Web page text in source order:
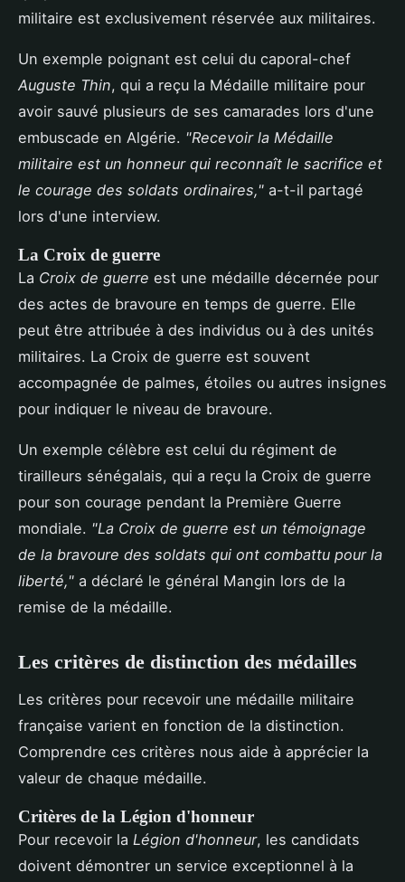
militaire est exclusivement réservée aux militaires.
Un exemple poignant est celui du caporal-chef
Auguste Thin, qui a reçu la Médaille militaire pour
avoir sauvé plusieurs de ses camarades lors d'une
embuscade en Algérie. "Recevoir la Médaille
militaire est un honneur qui reconnaît le sacrifice et
le courage des soldats ordinaires," a-t-il partagé
lors d'une interview.
La Croix de guerre
La Croix de guerre est une médaille décernée pour
des actes de bravoure en temps de guerre. Elle
peut être attribuée à des individus ou à des unités
militaires. La Croix de guerre est souvent
accompagnée de palmes, étoiles ou autres insignes
pour indiquer le niveau de bravoure.
Un exemple célèbre est celui du régiment de
tirailleurs sénégalais, qui a reçu la Croix de guerre
pour son courage pendant la Première Guerre
mondiale. "La Croix de guerre est un témoignage
de la bravoure des soldats qui ont combattu pour la
liberté," a déclaré le général Mangin lors de la
remise de la médaille.
Les critères de distinction des médailles
Les critères pour recevoir une médaille militaire
française varient en fonction de la distinction.
Comprendre ces critères nous aide à apprécier la
valeur de chaque médaille.
Critères de la Légion d'honneur
Pour recevoir la Légion d'honneur, les candidats
doivent démontrer un service exceptionnel à la